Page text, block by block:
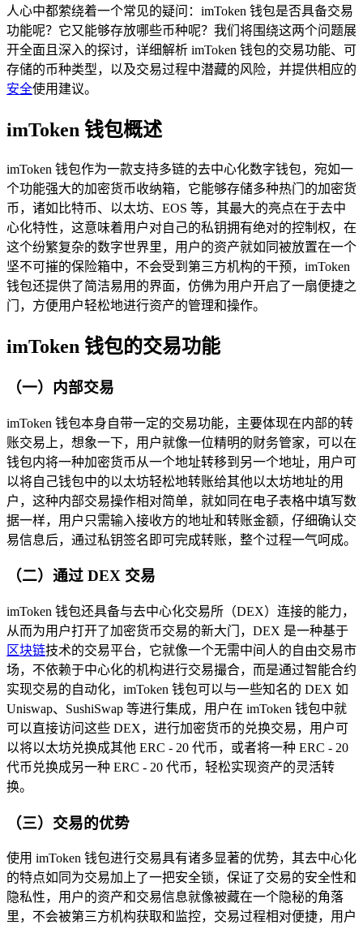
人心中都萦绕着一个常见的疑问：imToken 钱包是否具备交易
功能呢？它又能够存放哪些币种呢？我们将围绕这两个问题展
开全面且深入的探讨，详细解析 imToken 钱包的交易功能、可
存储的币种类型，以及交易过程中潜藏的风险，并提供相应的
安全使用建议。
imToken 钱包概述
imToken 钱包作为一款支持多链的去中心化数字钱包，宛如一
个功能强大的加密货币收纳箱，它能够存储多种热门的加密货
币，诸如比特币、以太坊、EOS 等，其最大的亮点在于去中
心化特性，这意味着用户对自己的私钥拥有绝对的控制权，在
这个纷繁复杂的数字世界里，用户的资产就如同被放置在一个
坚不可摧的保险箱中，不会受到第三方机构的干预，imToken
钱包还提供了简洁易用的界面，仿佛为用户开启了一扇便捷之
门，方便用户轻松地进行资产的管理和操作。
imToken 钱包的交易功能
（一）内部交易
imToken 钱包本身自带一定的交易功能，主要体现在内部的转
账交易上，想象一下，用户就像一位精明的财务管家，可以在
钱包内将一种加密货币从一个地址转移到另一个地址，用户可
以将自己钱包中的以太坊轻松地转账给其他以太坊地址的用
户，这种内部交易操作相对简单，就如同在电子表格中填写数
据一样，用户只需输入接收方的地址和转账金额，仔细确认交
易信息后，通过私钥签名即可完成转账，整个过程一气呵成。
（二）通过 DEX 交易
imToken 钱包还具备与去中心化交易所（DEX）连接的能力，
从而为用户打开了加密货币交易的新大门，DEX 是一种基于
区块链技术的交易平台，它就像一个无需中间人的自由交易市
场，不依赖于中心化的机构进行交易撮合，而是通过智能合约
实现交易的自动化，imToken 钱包可以与一些知名的 DEX 如
Uniswap、SushiSwap 等进行集成，用户在 imToken 钱包中就
可以直接访问这些 DEX，进行加密货币的兑换交易，用户可
以将以太坊兑换成其他 ERC - 20 代币，或者将一种 ERC - 20
代币兑换成另一种 ERC - 20 代币，轻松实现资产的灵活转
换。
（三）交易的优势
使用 imToken 钱包进行交易具有诸多显著的优势，其去中心化
的特点如同为交易加上了一把安全锁，保证了交易的安全性和
隐私性，用户的资产和交易信息就像被藏在一个隐秘的角落
里，不会被第三方机构获取和监控，交易过程相对便捷，用户